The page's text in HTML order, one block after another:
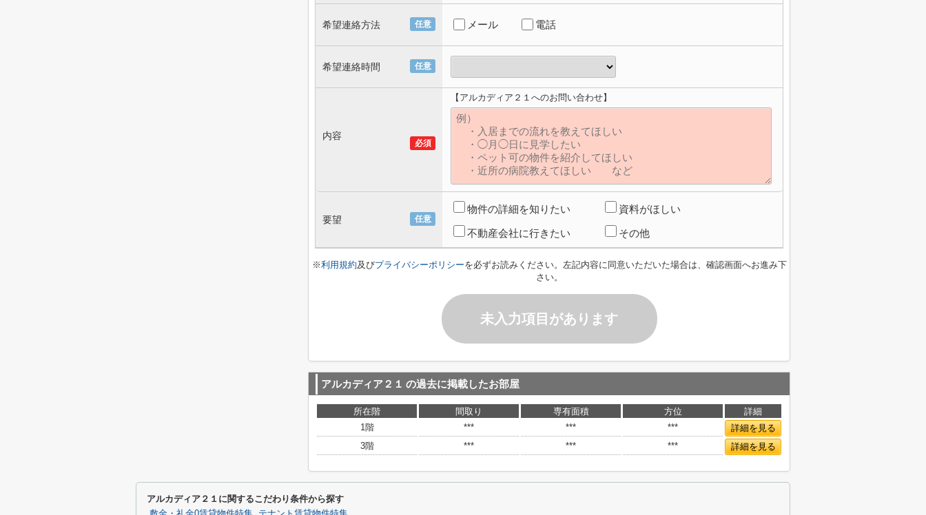
任意
希望連絡方法 メール 電話
任意
希望連絡時間
必須
内容
【アルカディア２１へのお問い合わせ】
任意
要望
物件の詳細を知りたい 資料がほしい
不動産会社に行きたい その他
※利用規約及びプライバシーポリシーを必ずお読みください。左記内容に同意いただいた場合は、確認画面へお進み下
さい。
未入力項目があります
アルカディア２１ の過去に掲載したお部屋
所在階 間取り 専有面積 方位
詳細
1階
*** *** ***
詳細を見る
3階
*** *** *** 詳細を見る
アルカディア２１に関するこだわり条件から探す